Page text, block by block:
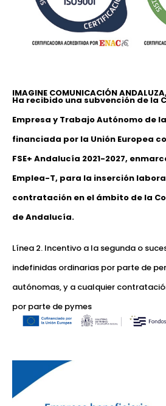
IMAGINE COMUNICACIÓN ANDALUZA,
Ha recibido una subvención de la
Empresa y Trabajo Autónomo de
financiada por la Unión Europea
FSE+ Andalucía 2021-2027,
Emplea-T, para la inserción
contratación en el ámbito de la
de Andalucía.
Línea 2. Incentivo a la segunda o
indefinidas ordinarias por parte de
autónomas, y a cualquier
por parte de pymes